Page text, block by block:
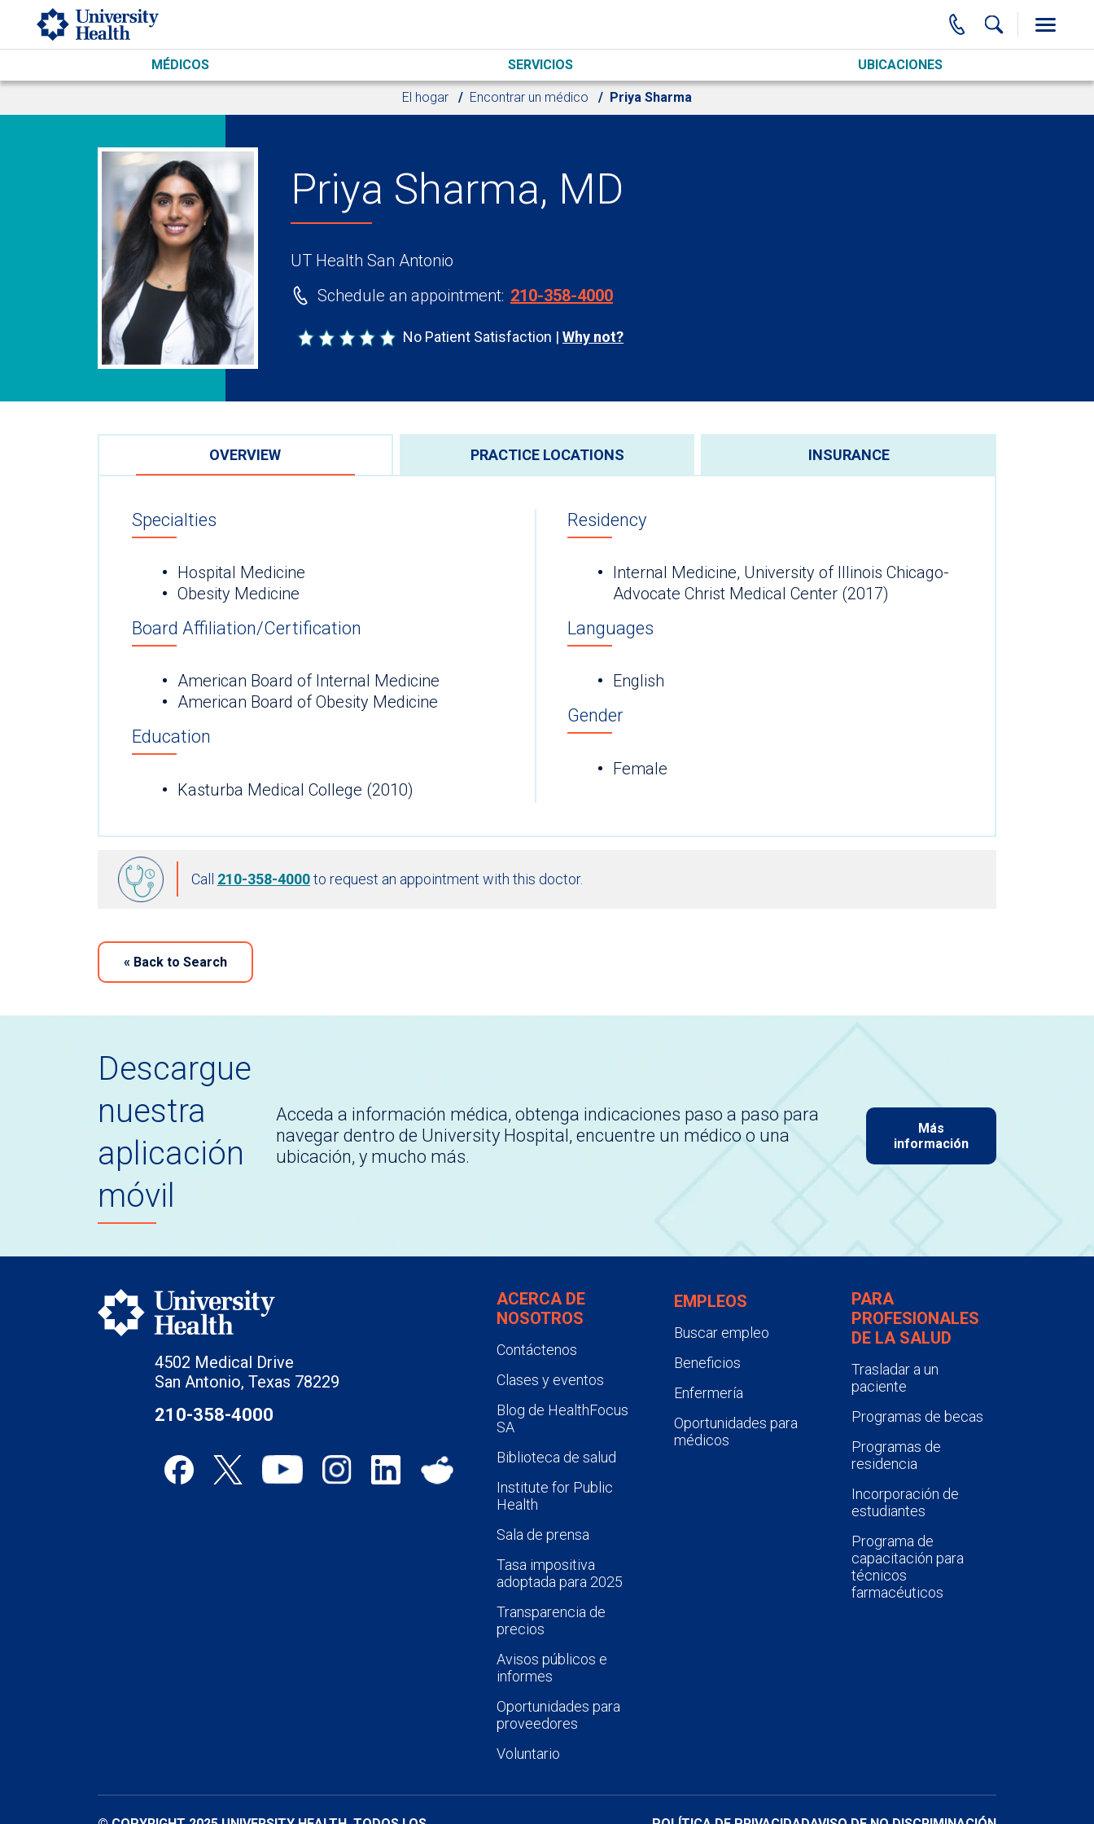
Skip to main content
MÉDICOS SERVICIOS UBICACIONES
El hogar Encontrar un médico Priya Sharma
Priya Sharma, MD
UT Health San Antonio
Schedule an appointment: 210-358-4000
No Patient Satisfaction Why not?
OVERVIEW PRACTICE LOCATIONS INSURANCE
Specialties
Hospital Medicine
Obesity Medicine
Board Affiliation/Certification
American Board of Internal Medicine
American Board of Obesity Medicine
Education
Kasturba Medical College (2010)
Residency
Internal Medicine, University of Illinois Chicago-
Advocate Christ Medical Center (2017)
Languages
English
Gender
Female
Call 210-358-4000to request an appointment with this doctor.
« Back to Search
Descargue
nuestra
aplicación
móvil
Acceda a información médica, obtenga indicaciones paso a paso para
navegar dentro de University Hospital, encuentre un médico o una
ubicación, y mucho más.
Más
información
4502 Medical Drive
San Antonio, Texas 78229
210-358-4000
ACERCA DE
NOSOTROS
Contáctenos
Clases y eventos
Blog de HealthFocus
SA
Biblioteca de salud
Institute for Public
Health
Sala de prensa
Tasa impositiva
adoptada para 2025
Transparencia de
precios
Avisos públicos e
informes
Oportunidades para
proveedores
Voluntario
EMPLEOS
Buscar empleo
Beneficios
Enfermería
Oportunidades para
médicos
PARA
PROFESIONALES
DE LA SALUD
Trasladar a un
paciente
Programas de becas
Programas de
residencia
Incorporación de
estudiantes
Programa de
capacitación para
técnicos
farmacéuticos